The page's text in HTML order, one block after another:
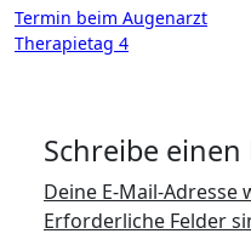
Termin beim Augenarzt
Therapietag 4
Schreibe
Deine E-Mail-
Erforderliche Felder